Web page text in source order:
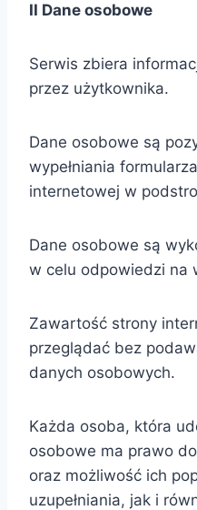
II Dane osobowe
Serwis zbiera
przez użytkownika.
Dane osobowe są
wypełniania
internetowej w
Dane osobowe są
w celu odpowiedzi na
Zawartość strony
przeglądać bez
danych osobowych.
Każda osoba, która
osobowe ma prawo
oraz możliwość ich
uzupełniania, jak i